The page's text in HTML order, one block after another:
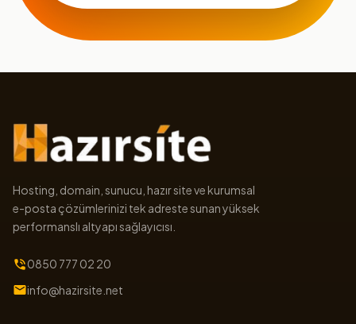
Hosting, domain, sunucu, hazır site ve kurumsal
e-posta çözümlerinizi tek adreste sunan yüksek
performanslı altyapı sağlayıcısı.
0850 777 02 20
info@hazirsite.net